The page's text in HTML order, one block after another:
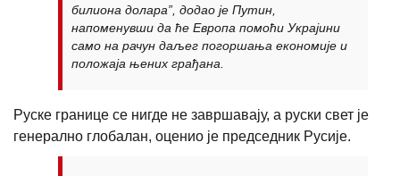
билиона долара”, додао је Путин,
напоменувши да ће Европа помоћи Украјини
само на рачун даљег погоршања економије и
положаја њених грађана.
Руске границе се нигде не завршавају, а руски свет је
генерално глобалан, оценио је председник Русије.